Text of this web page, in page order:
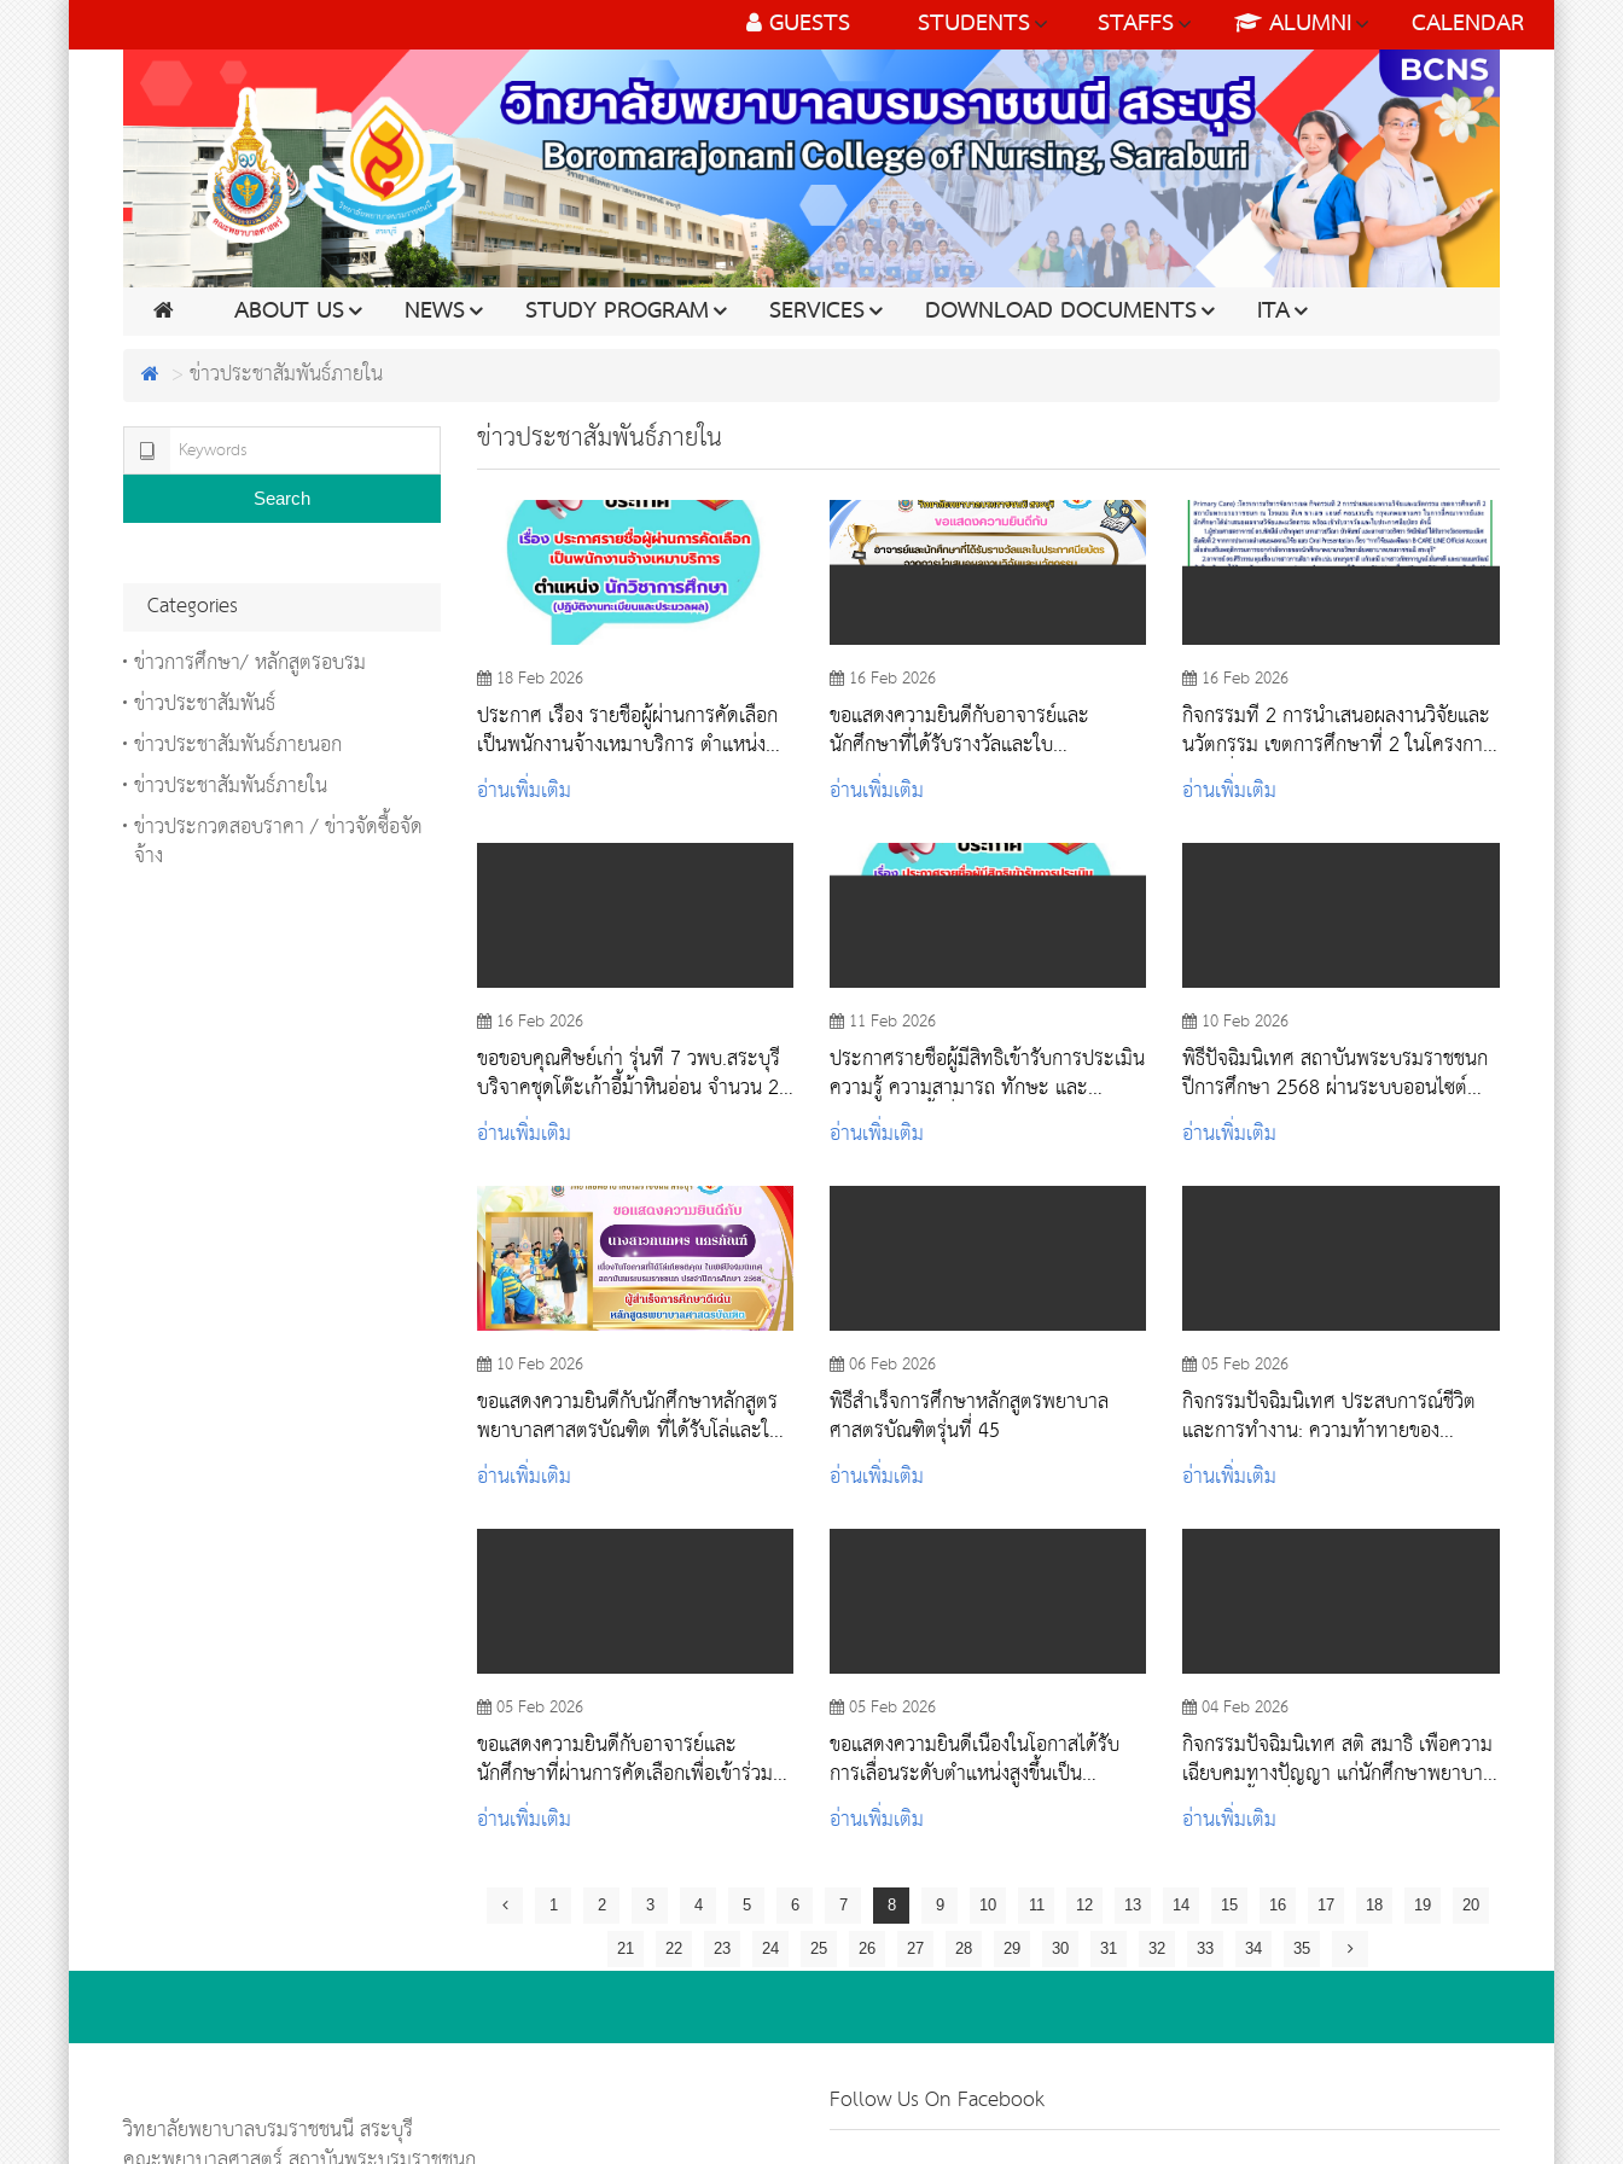
GUESTS STUDENTS STAFFS ALUMNI CALENDAR
ABOUT US NEWS STUDY PROGRAM SERVICES DOWNLOAD DOCUMENTS ITA
ข่าวประชาสัมพันธ์ภายใน
ข่าวประชาสัมพันธ์ภายใน
18 Feb 2026
ประกาศ เรื่อง รายชื่อผู้ผ่านการคัดเลือก
เป็นพนักงานจ้างเหมาบริการ ตำแหน่ง
นักวิชาการศึกษา (ปฏิบัติงานทะเบียน
และประมวลผล)
อ่านเพิ่มเติม
16 Feb 2026
ขอแสดงความยินดีกับอาจารย์และ
นักศึกษาที่ได้รับรางวัลและใบ
ประกาศนียบัตร จากการนำเสนอผลงาน
วิจัยและนวัตกรรม
อ่านเพิ่มเติม
16 Feb 2026
กิจกรรมที่ 2 การนำเสนอผลงานวิจัยและ
นวัตกรรม เขตการศึกษาที่ 2 ในโครงการ
ขับเคลื่อนความเป็นเลิศด้านสุขภาพปฐม
ภูมิ สถาบันพระบรมราชชนก
อ่านเพิ่มเติม
16 Feb 2026
ขอขอบคุณศิษย์เก่า รุ่นที่ 7 วพบ.สระบุรี
บริจาคชุดโต๊ะเก้าอี้ม้าหินอ่อน จำนวน 2
ชุด ให้กับนักศึกษาวิทยาลัยพยาบาลบรม
ราชชนนี สระบุรี
อ่านเพิ่มเติม
11 Feb 2026
ประกาศรายชื่อผู้มีสิทธิเข้ารับการประเมิน
ความรู้ ความสามารถ ทักษะ และ
สมรรถนะ ครั้งที่ 2 ตำแหน่งนักวิชากาี
ศึกษา
อ่านเพิ่มเติม
10 Feb 2026
พิธีปัจฉิมนิเทศ สถาบันพระบรมราชชนก
ปีการศึกษา 2568 ผ่านระบบออนไซต์
และออนไลน์
อ่านเพิ่มเติม
10 Feb 2026
ขอแสดงความยินดีกับนักศึกษาหลักสูตร
พยาบาลศาสตรบัณฑิต ที่ได้รับโล่และใบ
ประกาศเกียรติคุณ
อ่านเพิ่มเติม
06 Feb 2026
พิธีสำเร็จการศึกษาหลักสูตรพยาบาล
ศาสตรบัณฑิตรุ่นที่ 45
อ่านเพิ่มเติม
05 Feb 2026
กิจกรรมปัจฉิมนิเทศ ประสบการณ์ชีวิต
และการทำงาน: ความท้าทายของ
พยาบาลในบริการสุขภาพปฐมภูมิถึงตติย
ภูมิ ของนักศึกษาพยาบาลศาสตร์ ชั้นปีที่
อ่านเพิ่มเติม
05 Feb 2026
ขอแสดงความยินดีกับอาจารย์และ
นักศึกษาที่ผ่านการคัดเลือกเพื่อเข้าร่วม
โครงการพัฒนาบัณฑิตสถาบันพระบรม
ราชชนก
อ่านเพิ่มเติม
05 Feb 2026
ขอแสดงความยินดีเนื่องในโอกาสได้รับ
การเลื่อนระดับตำแหน่งสูงขึ้นเป็น
บรรณารักษ์ ระดับ ชำนาญการ
อ่านเพิ่มเติม
04 Feb 2026
กิจกรรมปัจฉิมนิเทศ สติ สมาธิ เพื่อความ
เฉียบคมทางปัญญา แก่นักศึกษาพยาบาล
ศาสตร์ ชั้นปีที่ 4
อ่านเพิ่มเติม
1 2 3 4 5 6 7 8 9 10 11 12 13 14 15 16 17 18 19 20
21 22 23 24 25 26 27 28 29 30 31 32 33 34 35
Search
Categories
ข่าวการศึกษา/ หลักสูตรอบรม
ข่าวประชาสัมพันธ์
ข่าวประชาสัมพันธ์ภายนอก
ข่าวประชาสัมพันธ์ภายใน
ข่าวประกวดสอบราคา / ข่าวจัดซื้อจัด
จ้าง
วิทยาลัยพยาบาลบรมราชชนนี สระบุรี
Follow Us On Facebook